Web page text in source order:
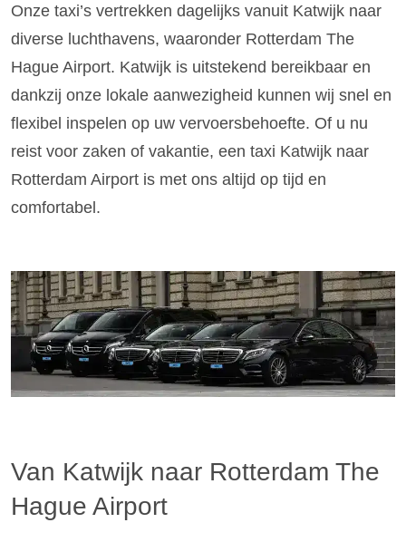
Onze taxi’s vertrekken dagelijks vanuit Katwijk naar
diverse luchthavens, waaronder Rotterdam The
Hague Airport. Katwijk is uitstekend bereikbaar en
dankzij onze lokale aanwezigheid kunnen wij snel en
flexibel inspelen op uw vervoersbehoefte. Of u nu
reist voor zaken of vakantie, een taxi Katwijk naar
Rotterdam Airport is met ons altijd op tijd en
comfortabel.
Van Katwijk naar Rotterdam The
Hague Airport